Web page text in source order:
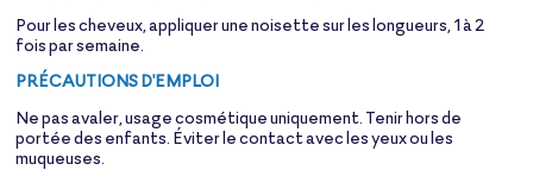
Pour les cheveux, appliquer une noisette sur les longueurs, 1 à 2
fois par semaine.
PRÉCAUTIONS D'EMPLOI
Ne pas avaler, usage cosmétique uniquement. Tenir hors de
portée des enfants. Éviter le contact avec les yeux ou les
muqueuses.